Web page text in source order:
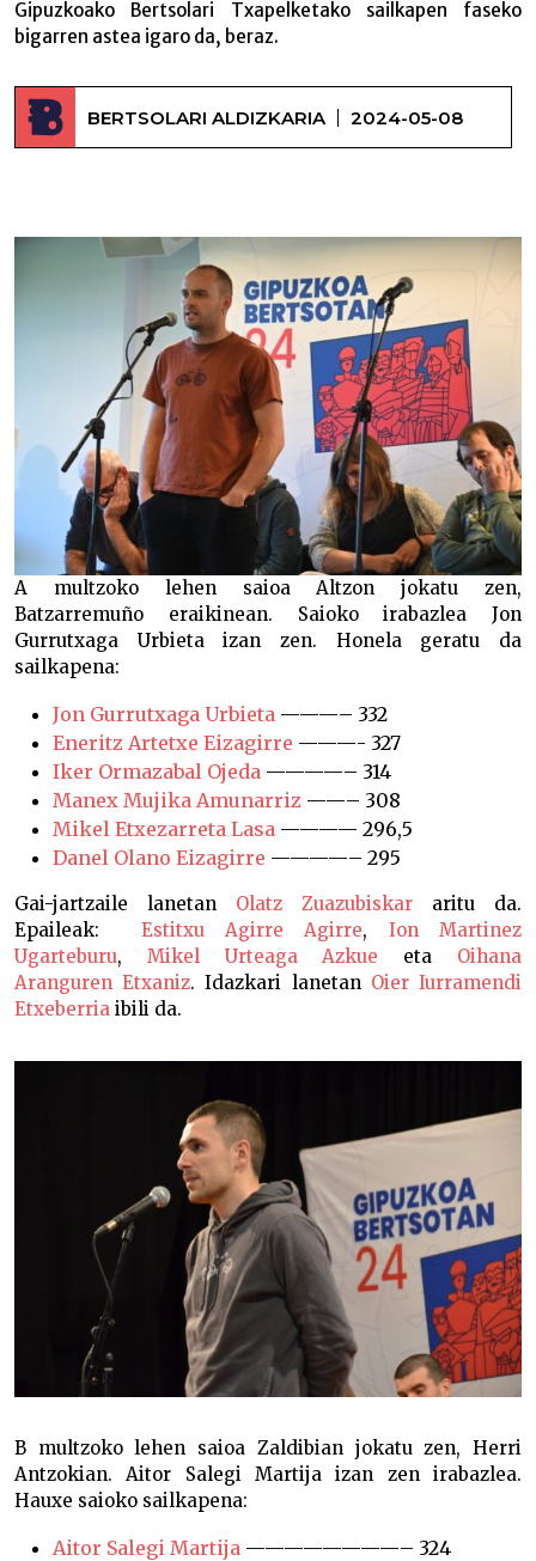
Gipuzkoako Bertsolari Txapelketako sailkapen faseko
bigarren astea igaro da, beraz.
BERTSOLARI ALDIZKARIA 2024-05-08
A multzoko lehen saioa Altzon jokatu zen,
Batzarremuño eraikinean. Saioko irabazlea Jon
Gurrutxaga Urbieta izan zen. Honela geratu da
sailkapena:
Jon Gurrutxaga Urbieta ———– 332
Eneritz Artetxe Eizagirre ———- 327
Iker Ormazabal Ojeda ————– 314
Manex Mujika Amunarriz ——– 308
Mikel Etxezarreta Lasa ———— 296,5
Danel Olano Eizagirre ————– 295
Gai-jartzaile lanetan Olatz Zuazubiskar aritu da.
Epaileak: Estitxu Agirre Agirre, Ion Martinez
Ugarteburu, Mikel Urteaga Azkue eta Oihana
Aranguren Etxaniz. Idazkari lanetan Oier Iurramendi
Etxeberria ibili da.
B multzoko lehen saioa Zaldibian jokatu zen, Herri
Antzokian. Aitor Salegi Martija izan zen irabazlea.
Hauxe saioko sailkapena:
Aitor Salegi Martija ————————– 324